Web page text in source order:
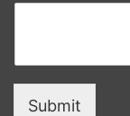
Submit